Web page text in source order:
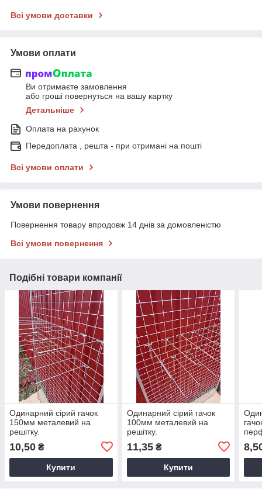
Всі умови доставки
Умови оплати
Ви отримаєте замовлення
або гроші повернуться на вашу картку
Детальніше
Оплата на рахунок
Передоплата , решта - при отримані на пошті
Всі умови оплати
Умови повернення
Повернення товару впродовж 14 днів за домовленістю
Всі умови повернення
Подібні товари компанії
Одинарний сірий гачок
150мм металевий на
решітку.
10,50 ₴
Купити
Одинарний сірий гачок
100мм металевий на
решітку.
11,35₴
Купити